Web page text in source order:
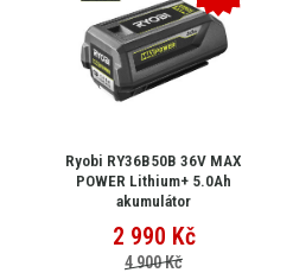
Ryobi RY36B50B 36V MAX
POWER Lithium+ 5.0Ah
akumulátor
2 990 Kč
4 900 Kč